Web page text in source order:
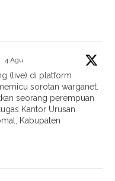
4 Agu
(live) di platform
sorotan warganet.
seorang perempuan
Kantor Urusan
Kabupaten